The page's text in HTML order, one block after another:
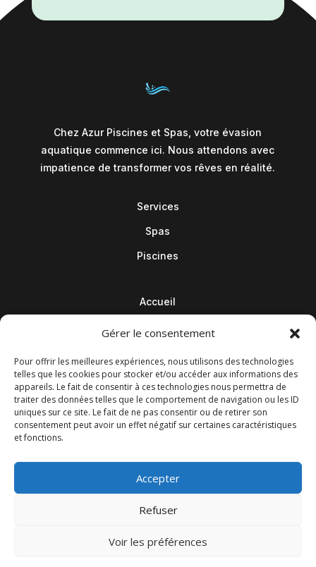
Gérer le consentement
Pour offrir les meilleures expériences, nous utilisons des technologies
telles que les cookies pour stocker et/ou accéder aux informations des
appareils. Le fait de consentir à ces technologies nous permettra de
traiter des données telles que le comportement de navigation ou les ID
uniques sur ce site. Le fait de ne pas consentir ou de retirer son
consentement peut avoir un effet négatif sur certaines caractéristiques
et fonctions.
Accepter
Refuser
Voir les préférences
Chez Azur Piscines et Spas, votre évasion
aquatique commence ici. Nous attendons avec
impatience de transformer vos rêves en réalité.
Services
Spas
Piscines
Accueil
© M Development 2026– Mentions légales